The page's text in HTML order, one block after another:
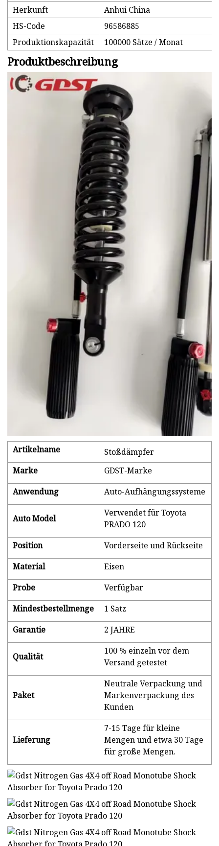
Herkunft
Anhui China
HS-Code
96586885
Produktionskapazität
100000 Sätze / Monat
Produktbeschreibung
Artikelname
Stoßdämpfer
Marke
GDST-Marke
Anwendung
Auto-Aufhängungssysteme
Auto Model
Verwendet für Toyota
PRADO 120
Position
Vorderseite und Rückseite
Material
Eisen
Probe
Verfügbar
Mindestbestellmenge
1 Satz
Garantie
2 JAHRE
Qualität
100 % einzeln vor dem
Versand getestet
Paket
Neutrale Verpackung und
Markenverpackung des
Kunden
Lieferung
7-15 Tage für kleine
Mengen und etwa 30 Tage
für große Mengen.